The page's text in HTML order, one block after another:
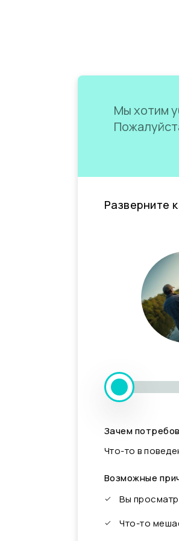
Мы хотим
Разверните
Зачем
Что-то в
Возможные
Вы
Что-то